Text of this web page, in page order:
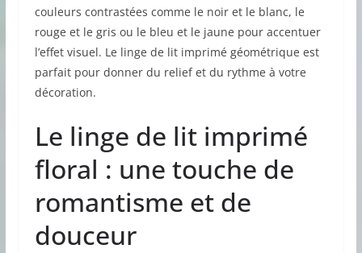
couleurs contrastées comme le noir et le blanc, le
rouge et le gris ou le bleu et le jaune pour accentuer
l’effet visuel. Le linge de lit imprimé géométrique est
parfait pour donner du relief et du rythme à votre
décoration.
Le linge de lit imprimé
floral : une touche de
romantisme et de
douceur